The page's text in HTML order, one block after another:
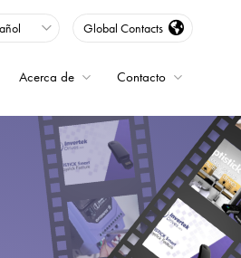
Global Contacts
Acerca de Contacto